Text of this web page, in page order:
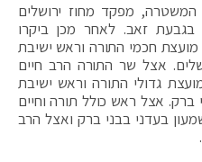
מפקד מחוז ירושלים
בגבעת זאב. לאחר מכן ביקרו
חכמי התורה וראש ישיבת
אצל שר התורה הרב חיים
גדולי התורה וראש ישיבת
ברק. אצל ראש כולל תורה וחיים
בעדני בבני ברק ואצל הרב